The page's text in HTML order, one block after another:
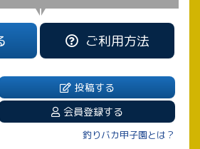
ご利用方法
投稿する
会員登録する
釣りバカ甲子園とは？